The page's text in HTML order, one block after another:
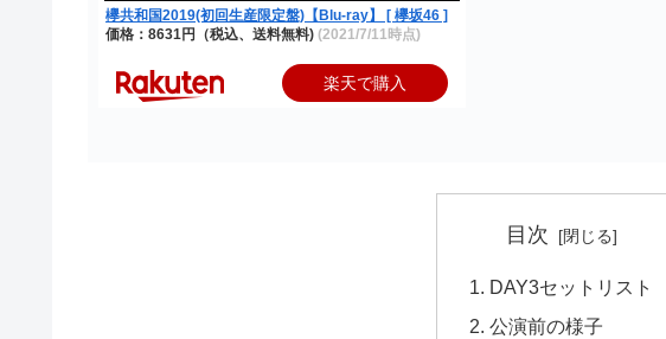
欅共和国2019(初回生産限定盤)【Blu-ray】 [ 欅坂46 ]
価格：8631円（税込、送料無料) (2021/7/11時点)
楽天で購入
目次
DAY3セットリスト
公演前の様子